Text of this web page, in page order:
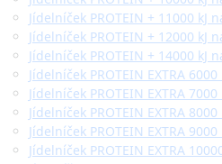
Jídelníček PROTEIN + 11000 kJ
Jídelníček PROTEIN + 12000 kJ
Jídelníček PROTEIN + 14000 kJ
Jídelníček PROTEIN EXTRA
Jídelníček PROTEIN EXTRA
Jídelníček PROTEIN EXTRA
Jídelníček PROTEIN EXTRA
Jídelníček PROTEIN EXTRA